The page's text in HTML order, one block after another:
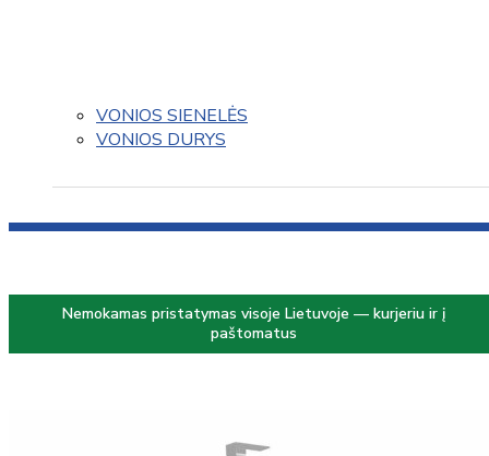
VONIOS SIENELĖS
VONIOS DURYS
Nemokamas pristatymas visoje Lietuvoje — kurjeriu ir į
paštomatus